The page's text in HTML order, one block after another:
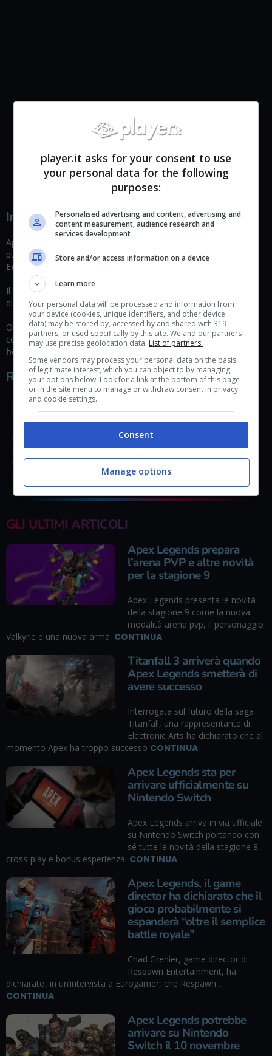
In Breve
Apex Legends è uno sparatutto battle royale in squadre da tre
pubblicato daElectronic Arts, sviluppato daRespawn
Entertainement
Il titolo è uno
differenti personaggi e abilità di movimento.
Ogni personaggio è dotato di abilità uniche ed il titolo viene
costantemente aggiornato con nuovi contenuti dallasoftware
house
Requisiti di sistema
SO: Windows 7 a 64 bit.
CPU: Intel Core i3-6300 3.8GHz / AMD FX-4350 4.2 GHz
Processore Quad Core.
GPU: NVIDIA GeForce GT 640 / Radeon HD 7730.
RAM GPU: 1 GB.
DISCO RIGIDO: almeno 22 GB liberi.
GLI ULTIMI ARTICOLI
Apex Legends prepara
l’arena PVP e altre novità
per la stagione 9
Apex Legends presenta le novità
della stagione 9 come la nuova
modalità arena pvp, il personaggio
Valkyrie e una nuova arma. CONTINUA
Titanfall 3 arriverà quando
Apex Legends smetterà di
avere successo
Interrogata sul futuro della saga
Titanfall, una rappresentante di
Electronic Arts ha dichiarato che al
momento Apex ha troppo successo CONTINUA
Apex Legends sta per
arrivare ufficialmente su
Nintendo Switch
Apex Legends arriva in via ufficiale
su Nintendo Switch portando con
sé tutte le novità della stagione 8,
cross-play e bonus esperienza. CONTINUA
Apex Legends, il game
director ha dichiarato che il
gioco probabilmente si
espanderà “oltre il semplice
battle royale”
Chad Grenier, game director di
Respawn Entertainment, ha
dichiarato, in un’intervista a Eurogamer, che Respawn…
CONTINUA
Apex Legends potrebbe
arrivare su Nintendo
Switch il 10 novembre
player.it asks for your consent to use
your personal data for the following
purposes:
Personalised advertising and content, advertising and
content measurement, audience research and
services development
Store and/or access information on a device
Learn more
Your personal data will be processed and information from
your device (cookies, unique identifiers, and other device
data) may be stored by, accessed by and shared with 319
partners, or used specifically by this site. We and our partners
may use precise geolocation data. List of partners.
Some vendors may process your personal data on the basis
of legitimate interest, which you can object to by managing
your options below. Look for a link at the bottom of this page
or in the site menu to manage or withdraw consent in privacy
and cookie settings.
Consent
Manage options